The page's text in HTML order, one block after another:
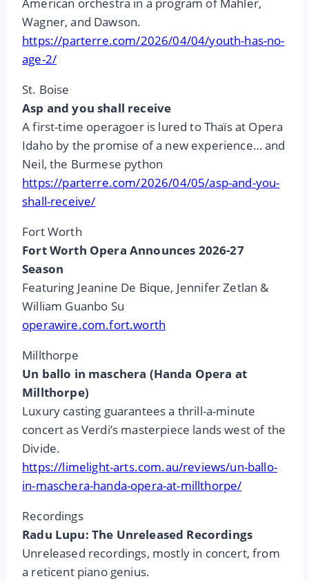
Wagner, and Dawson.
https://parterre.com/2026/04/04/youth-has-no-
age-2/
St. Boise
Asp and you shall receive
A first-time operagoer is lured to Thaïs at Opera
Idaho by the promise of a new experience… and
Neil, the Burmese python
https://parterre.com/2026/04/05/asp-and-you-
shall-receive/
Fort Worth
Fort Worth Opera Announces 2026-27
Season
Featuring Jeanine De Bique, Jennifer Zetlan &
William Guanbo Su
operawire.com.fort.worth
Millthorpe
Un ballo in maschera (Handa Opera at
Millthorpe)
Luxury casting guarantees a thrill-a-minute
concert as Verdi’s masterpiece lands west of the
Divide.
https://limelight-arts.com.au/reviews/un-ballo-
in-maschera-handa-opera-at-millthorpe/
Recordings
Radu Lupu: The Unreleased Recordings
Unreleased recordings, mostly in concert, from
a reticent piano genius.